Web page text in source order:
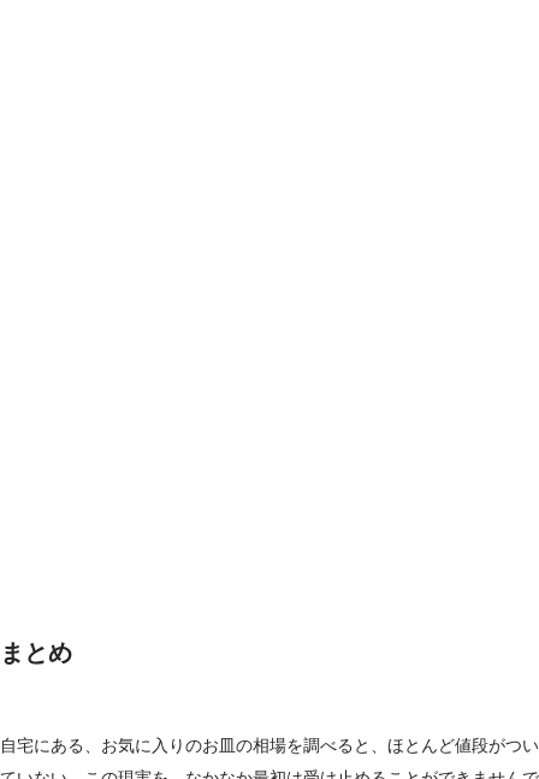
まとめ
自宅にある、お気に入りのお皿の相場を調べると、ほとんど値段がつい